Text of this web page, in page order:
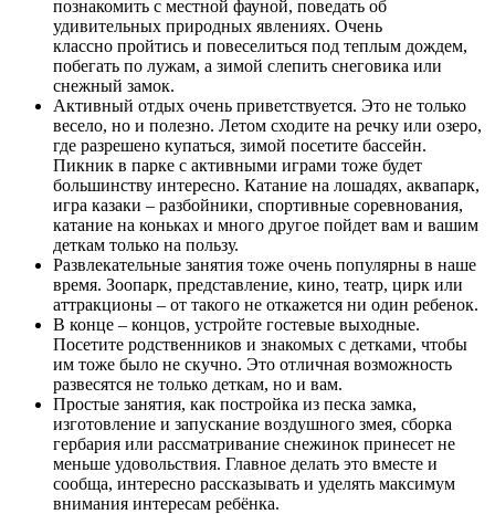
познакомить с местной фауной, поведать об
удивительных природных явлениях. Очень
классно пройтись и повеселиться под теплым дождем,
побегать по лужам, а зимой слепить снеговика или
снежный замок.
Активный отдых очень приветствуется. Это не только
весело, но и полезно. Летом сходите на речку или озеро,
где разрешено купаться, зимой посетите бассейн.
Пикник в парке с активными играми тоже будет
большинству интересно. Катание на лошадях, аквапарк,
игра казаки – разбойники, спортивные соревнования,
катание на коньках и много другое пойдет вам и вашим
деткам только на пользу.
Развлекательные занятия тоже очень популярны в наше
время. Зоопарк, представление, кино, театр, цирк или
аттракционы – от такого не откажется ни один ребенок.
В конце – концов, устройте гостевые выходные.
Посетите родственников и знакомых с детками, чтобы
им тоже было не скучно. Это отличная возможность
развесятся не только деткам, но и вам.
Простые занятия, как постройка из песка замка,
изготовление и запускание воздушного змея, сборка
гербария или рассматривание снежинок принесет не
меньше удовольствия. Главное делать это вместе и
сообща, интересно рассказывать и уделять максимум
внимания интересам ребёнка.